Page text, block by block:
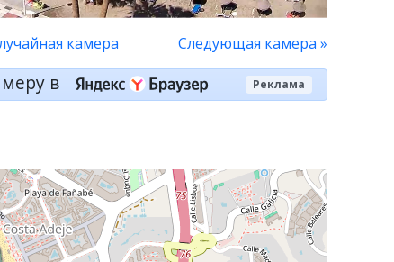
камера Следующая камера »
в Реклама